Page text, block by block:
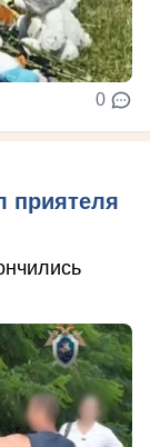
0
приятеля